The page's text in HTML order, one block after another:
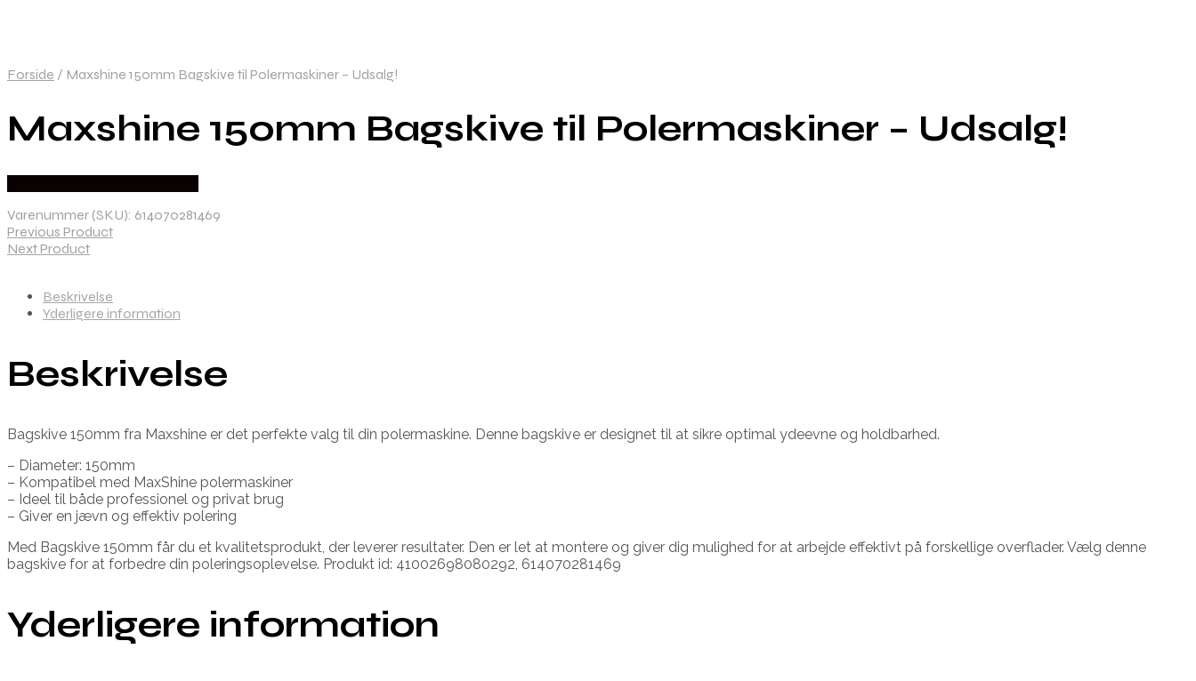
Forside / Maxshine 150mm Bagskive til Polermaskiner – Udsalg!
Maxshine 150mm Bagskive til Polermaskiner – Udsalg!
Varenummer (SKU): 614070281469
Previous Product
Next Product
Beskrivelse
Yderligere information
Beskrivelse
Bagskive 150mm fra Maxshine er det perfekte valg til din polermaskine. Denne bagskive er designet til at sikre optimal ydeevne og holdbarhed.
– Diameter: 150mm
– Kompatibel med MaxShine polermaskiner
– Ideel til både professionel og privat brug
– Giver en jævn og effektiv polering
Med Bagskive 150mm får du et kvalitetsprodukt, der leverer resultater. Den er let at montere og giver dig mulighed for at arbejde effektivt på forskellige overflader. Vælg denne
bagskive for at forbedre din poleringsoplevelse. Produkt id: 41002698080292, 614070281469
Yderligere information